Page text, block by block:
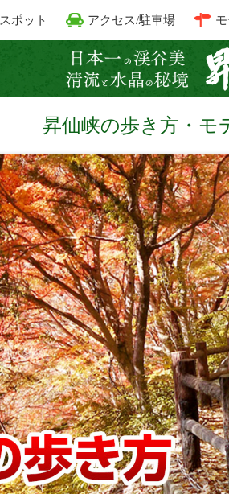
ポット アクセス/駐車場
昇仙峡の歩き方・モ